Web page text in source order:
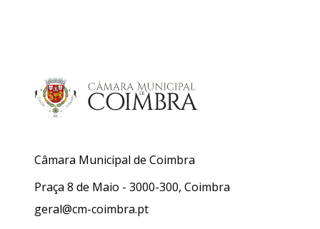
Câmara Municipal de Coimbra
Praça 8 de Maio - 3000-300, Coimbra
geral@cm-coimbra.pt